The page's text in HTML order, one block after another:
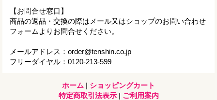
【お問合せ窓口】
商品の返品・交換の際はメール又はショップのお問い合わせ
フォームよりお問合せください。
メールアドレス：order@tenshin.co.jp
フリーダイヤル：0120-213-599
ホーム | ショッピングカート
特定商取引法表示 | ご利用案内